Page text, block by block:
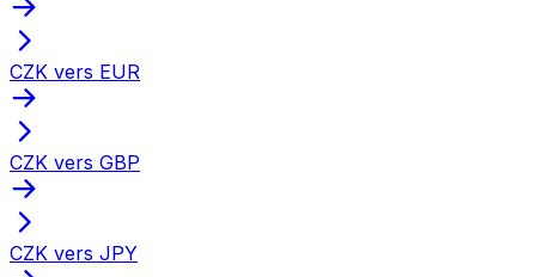
CZK vers EUR
CZK vers GBP
CZK vers JPY